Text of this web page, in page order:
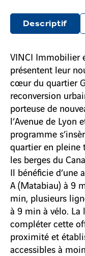
Descriptif
VINCI Immobilier
présentent leur
cœur du quartier
reconversion
porteuse de
l’Avenue de Lyon
programme
quartier en pleine
les berges du
Il bénéficie d’une
A (Matabiau) à 9
min, plusieurs
à 9 min à vélo. La
compléter cette
proximité et
accessibles à